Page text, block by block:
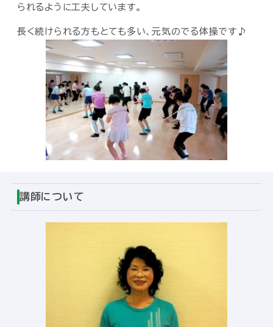
宮日めばえ教室
られるように工夫しています。
長く続けられる方もとても多い、元気のでる体操です♪
講師について